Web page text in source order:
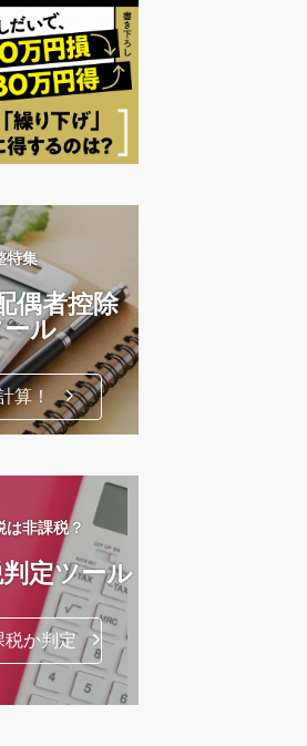
特集
偶者控除
ル
算！
は非課税？
定ツール
税か判定